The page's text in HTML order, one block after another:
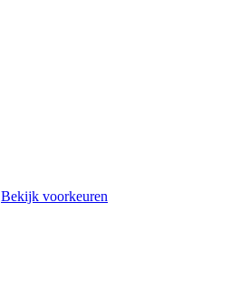
Bekijk voorkeuren